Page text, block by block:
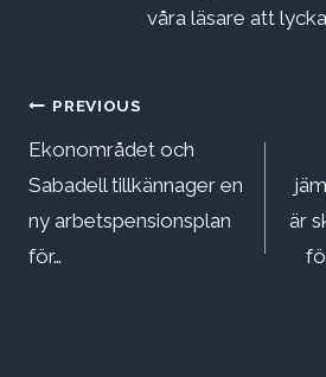
våra läsare att
PREVIOUS
Ekonområdet och
Sabadell tillkännager en
ny arbetspensionsplan
för…
är